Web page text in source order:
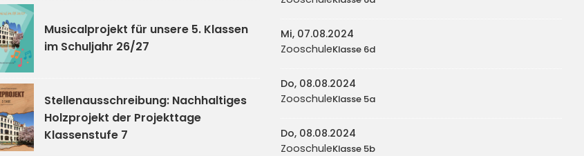
Musicalprojekt für unsere 5. Klassen
im Schuljahr 26/27
Stellenausschreibung: Nachhaltiges
Holzprojekt der Projekttage
Klassenstufe 7
Mi, 07.08.2024
ZooschuleKlasse 6d
Do, 08.08.2024
ZooschuleKlasse 5a
Do, 08.08.2024
ZooschuleKlasse 5b